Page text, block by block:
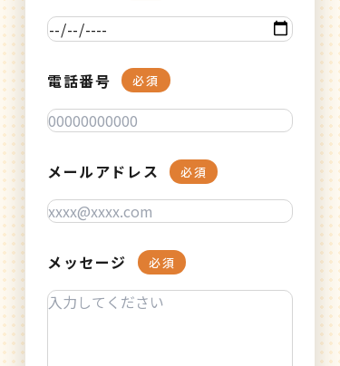
電話番号 必須
メールアドレス 必須
メッセージ 必須